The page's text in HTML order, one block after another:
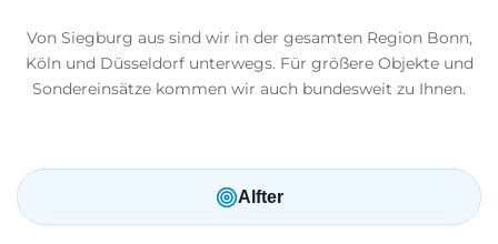
Von Siegburg aus sind wir in der gesamten Region Bonn,
Köln und Düsseldorf unterwegs. Für größere Objekte und
Sondereinsätze kommen wir auch bundesweit zu Ihnen.
Alfter